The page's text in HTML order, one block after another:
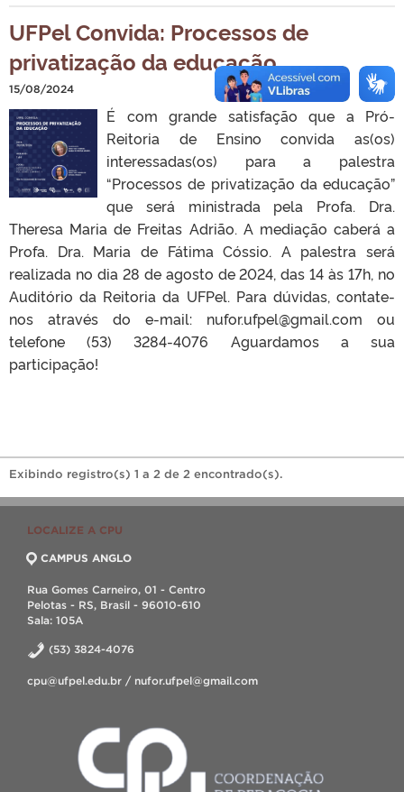
UFPel Convida: Processos de
privatização da educação
15/08/2024
É com grande satisfação que a Pró-
Reitoria de Ensino convida as(os)
interessadas(os) para a palestra
“Processos de privatização da educação”
que será ministrada pela Profa. Dra.
Theresa Maria de Freitas Adrião. A mediação caberá a
Profa. Dra. Maria de Fátima Cóssio. A palestra será
realizada no dia 28 de agosto de 2024, das 14 às 17h, no
Auditório da Reitoria da UFPel. Para dúvidas, contate-
nos através do e-mail: nufor.ufpel@gmail.com ou
telefone (53) 3284-4076 Aguardamos a sua
participação!
Exibindo registro(s) 1 a 2 de 2 encontrado(s).
LOCALIZE A CPU
CAMPUS ANGLO
Rua Gomes Carneiro, 01 - Centro
Pelotas - RS, Brasil - 96010-610
Sala: 105A
(53) 3824-4076
cpu@ufpel.edu.br / nufor.ufpel@gmail.com